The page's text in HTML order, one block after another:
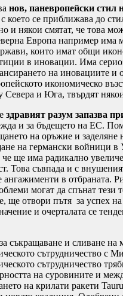
нов, паневропейски стил
което се приближава до
и някои смятат, че това
Европа например има
които имат общи
в иновации. Има
на иновациите и
икономическо
и Юга, твърдят
здравият разум запазва
и за бъдещето на ЕС.
на оръжие и заделяне
на германски войници в
че ще има радикално
Това съвпада и с
ангажименти в отбраната.
могат да спънат
ще отвори пътя за успех
и очерталата се
съкращаване и сливане на
сътрудничество с
сътрудничество
на суровините и
на крилати ракети